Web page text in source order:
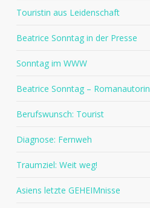
Touristin aus Leidenschaft
Beatrice Sonntag in der Presse
Sonntag im WWW
Beatrice Sonntag – Romanautorin
Berufswunsch: Tourist
Diagnose: Fernweh
Traumziel: Weit weg!
Asiens letzte GEHEIMnisse